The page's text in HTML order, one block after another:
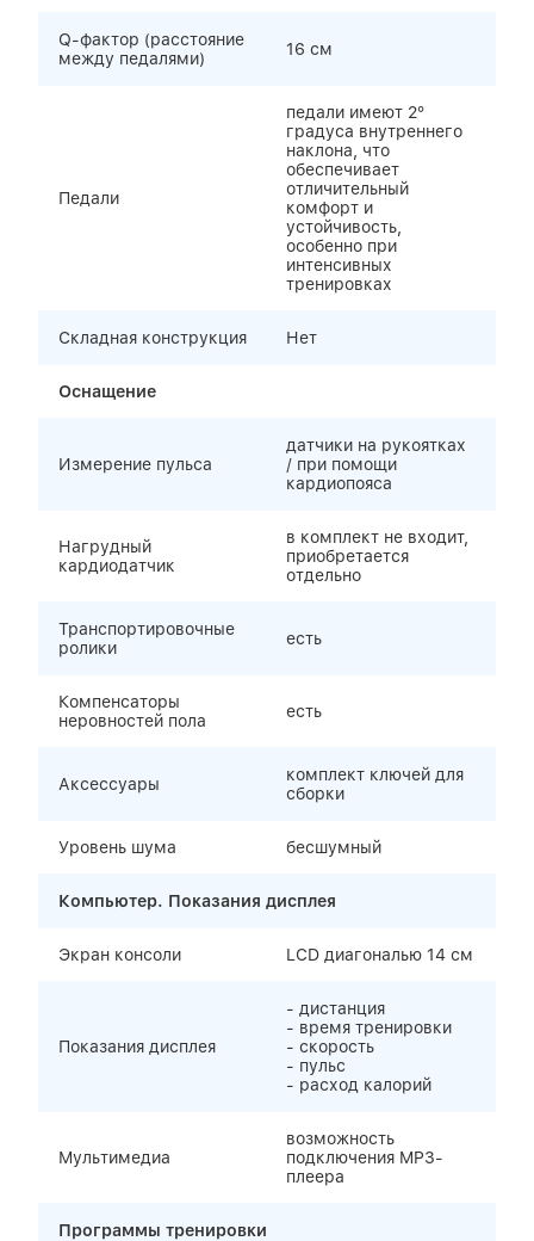
Q-фактор (расстояние
между педалями)
16 см
Педали
педали имеют 2°
градуса внутреннего
наклона, что
обеспечивает
отличительный
комфорт и
устойчивость,
особенно при
интенсивных
тренировках
Складная конструкция Нет
Оснащение
Измерение пульса
датчики на рукоятках
/ при помощи
кардиопояса
Нагрудный
кардиодатчик
в комплект не входит,
приобретается
отдельно
Транспортировочные
ролики
есть
Компенсаторы
неровностей пола
есть
Аксессуары
комплект ключей для
сборки
Уровень шума бесшумный
Компьютер. Показания дисплея
Экран консоли LCD диагональю 14 см
Показания дисплея
- дистанция
- время тренировки
- скорость
- пульс
- расход калорий
Мультимедиа
возможность
подключения MP3-
плеера
Программы тренировки